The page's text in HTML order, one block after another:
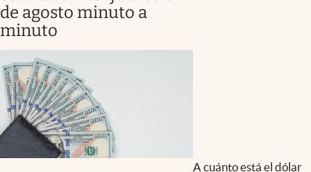
de agosto minuto a
minuto
A cuánto está el dólar